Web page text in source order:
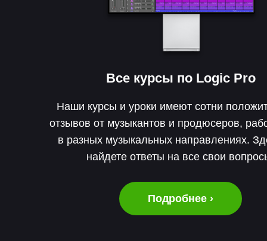
Все курсы по Logic Pro
Наши курсы и уроки имеют сотни
отзывов от музыкантов и продюсеров,
в разных музыкальных направлениях.
найдете ответы на все свои
Подробнее ›